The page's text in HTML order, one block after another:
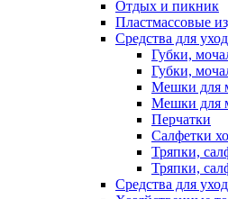
Отдых и пикник
Пластмассовые
Средства для
Губки,
Губки,
Мешки для
Мешки для
Перчатки
Салфетки
Тряпки,
Тряпки,
Средства для